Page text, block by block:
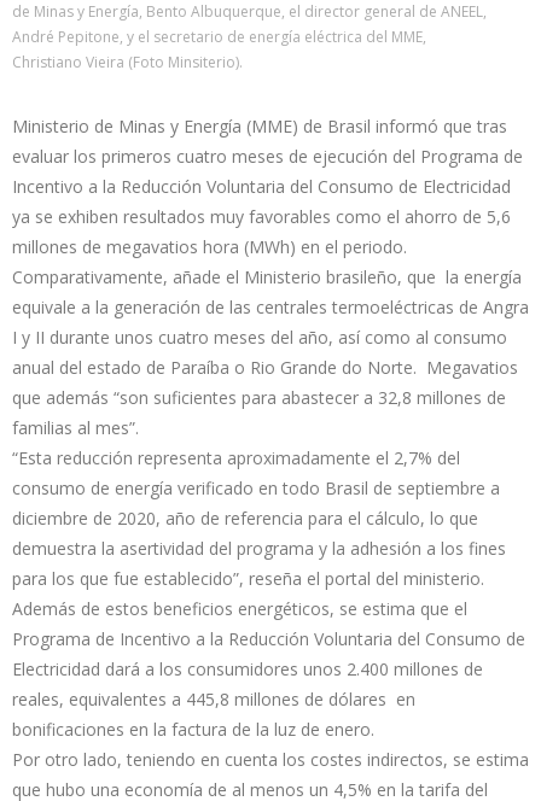
de Minas y Energía, Bento Albuquerque, el director general de ANEEL,
André Pepitone, y el secretario de energía eléctrica del MME,
Christiano Vieira (Foto Minsiterio).
Ministerio de Minas y Energía (MME) de Brasil informó que tras
evaluar los primeros cuatro meses de ejecución del Programa de
Incentivo a la Reducción Voluntaria del Consumo de Electricidad
ya se exhiben resultados muy favorables como el ahorro de 5,6
millones de megavatios hora (MWh) en el periodo.
Comparativamente, añade el Ministerio brasileño, que la energía
equivale a la generación de las centrales termoeléctricas de Angra
I y II durante unos cuatro meses del año, así como al consumo
anual del estado de Paraíba o Rio Grande do Norte. Megavatios
que además “son suficientes para abastecer a 32,8 millones de
familias al mes”.
“Esta reducción representa aproximadamente el 2,7% del
consumo de energía verificado en todo Brasil de septiembre a
diciembre de 2020, año de referencia para el cálculo, lo que
demuestra la asertividad del programa y la adhesión a los fines
para los que fue establecido”, reseña el portal del ministerio.
Además de estos beneficios energéticos, se estima que el
Programa de Incentivo a la Reducción Voluntaria del Consumo de
Electricidad dará a los consumidores unos 2.400 millones de
reales, equivalentes a 445,8 millones de dólares en
bonificaciones en la factura de la luz de enero.
Por otro lado, teniendo en cuenta los costes indirectos, se estima
que hubo una economía de al menos un 4,5% en la tarifa del